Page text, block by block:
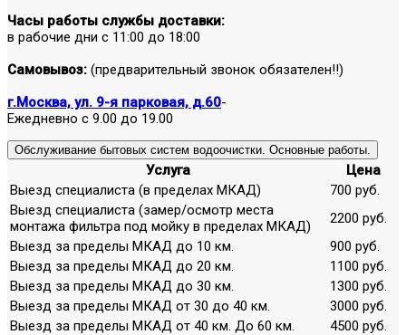
Часы работы службы доставки:
в рабочие дни с 11:00 до 18:00
Самовывоз: (предварительный звонок обязателен!!)
г.Москва, ул. 9-я парковая, д.60-
Ежедневно с 9.00 до 19.00
Обслуживание бытовых систем водоочистки. Основные работы.
Услуга
Цена
Выезд специалиста (в пределах МКАД)
700 руб.
Выезд специалиста (замер/осмотр места
монтажа фильтра под мойку в пределах МКАД)
2200 руб.
Выезд за пределы МКАД до 10 км.
900 руб.
Выезд за пределы МКАД до 20 км.
1100 руб.
Выезд за пределы МКАД до 30 км.
1300 руб.
Выезд за пределы МКАД от 30 до 40 км.
3000 руб.
Выезд за пределы МКАД от 40 км. До 60 км.
4500 руб.